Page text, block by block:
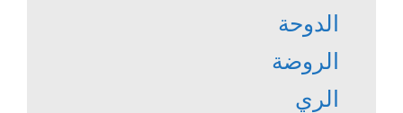
الدوحة
الروضة
الري